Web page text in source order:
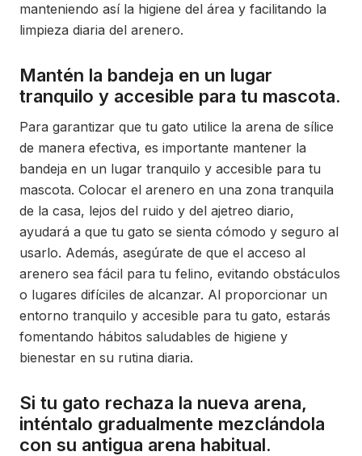
manteniendo así la higiene del área y facilitando la
limpieza diaria del arenero.
Mantén la bandeja en un lugar
tranquilo y accesible para tu mascota.
Para garantizar que tu gato utilice la arena de sílice
de manera efectiva, es importante mantener la
bandeja en un lugar tranquilo y accesible para tu
mascota. Colocar el arenero en una zona tranquila
de la casa, lejos del ruido y del ajetreo diario,
ayudará a que tu gato se sienta cómodo y seguro al
usarlo. Además, asegúrate de que el acceso al
arenero sea fácil para tu felino, evitando obstáculos
o lugares difíciles de alcanzar. Al proporcionar un
entorno tranquilo y accesible para tu gato, estarás
fomentando hábitos saludables de higiene y
bienestar en su rutina diaria.
Si tu gato rechaza la nueva arena,
inténtalo gradualmente mezclándola
con su antigua arena habitual.